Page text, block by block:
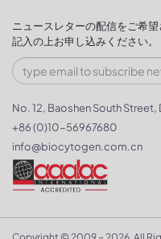
ニュースレターの配信をご希
記入の上お申し込みください。
No. 12, Baoshen South
+86 (0)10-56967680
info@biocytogen.com.cn